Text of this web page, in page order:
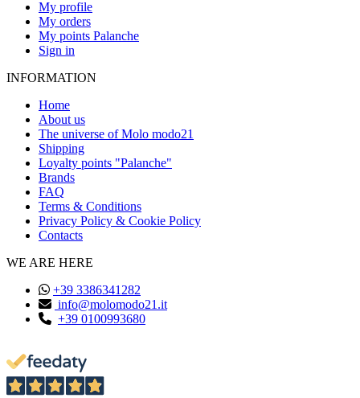
My profile
My orders
My points Palanche
Sign in
INFORMATION
Home
About us
The universe of Molo modo21
Shipping
Loyalty points "Palanche"
Brands
FAQ
Terms & Conditions
Privacy Policy & Cookie Policy
Contacts
WE ARE HERE
+39 3386341282
info@molomodo21.it
+39 0100993680